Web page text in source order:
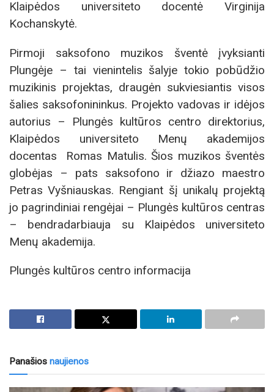
Klaipėdos universiteto docentė Virginija
Kochanskytė.
Pirmoji saksofono muzikos šventė įvyksianti
Plungėje – tai vienintelis šalyje tokio pobūdžio
muzikinis projektas, draugėn sukviesiantis visos
šalies saksofonininkus. Projekto vadovas ir idėjos
autorius – Plungės kultūros centro direktorius,
Klaipėdos universiteto Menų akademijos
docentas Romas Matulis. Šios muzikos šventės
globėjas – pats saksofono ir džiazo maestro
Petras Vyšniauskas. Rengiant šį unikalų projektą
jo pagrindiniai rengėjai – Plungės kultūros centras
– bendradarbiauja su Klaipėdos universiteto
Menų akademija.
Plungės kultūros centro informacija
Panašios naujienos